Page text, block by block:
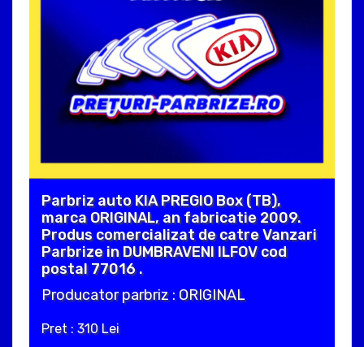
Parbriz auto KIA PREGIO Box (TB),
marca ORIGINAL, an fabricatie 2009.
Produs comercializat de catre Vanzari
Parbrize in DUMBRAVENI ILFOV cod
postal 77016 .
Producator parbriz : ORIGINAL
Pret : 310 Lei